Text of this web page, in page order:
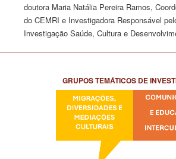
doutora Maria Natália Pereira Ramos,
do CEMRI e Investigadora Responsável
Investigação Saúde, Cultura e
GRUPOS TEMÁTICOS DE